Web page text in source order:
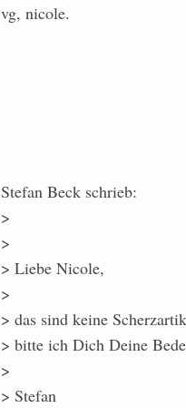
vg, nicole.
Stefan Beck schrieb:
>
>
> Liebe Nicole,
>
> das sind keine
> bitte ich Dich Deine
>
> Stefan